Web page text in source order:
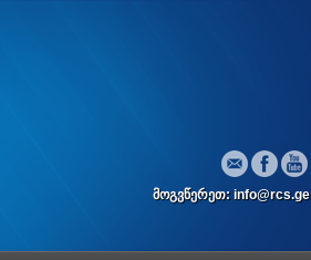
მოგვწერეთ: info@rcs.ge